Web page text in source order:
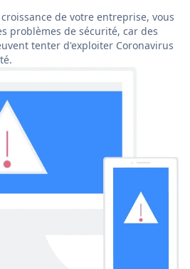
de votre entreprise, vous
problèmes de sécurité, car des
tenter d'exploiter Coronavirus